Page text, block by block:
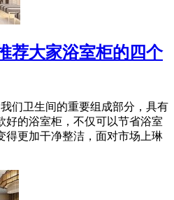
荐大家浴室柜的四个
们卫生间的重要组成部分，具有
好的浴室柜，不仅可以节省浴室
得更加干净整洁，面对市场上琳